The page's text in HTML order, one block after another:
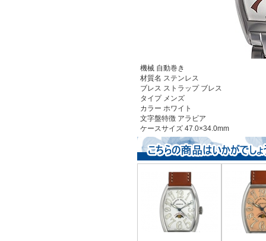
機械 自動巻き
材質名 ステンレス
ブレス ストラップ ブレス
タイプ メンズ
カラー ホワイト
文字盤特徴 アラビア
ケースサイズ 47.0×34.0mm